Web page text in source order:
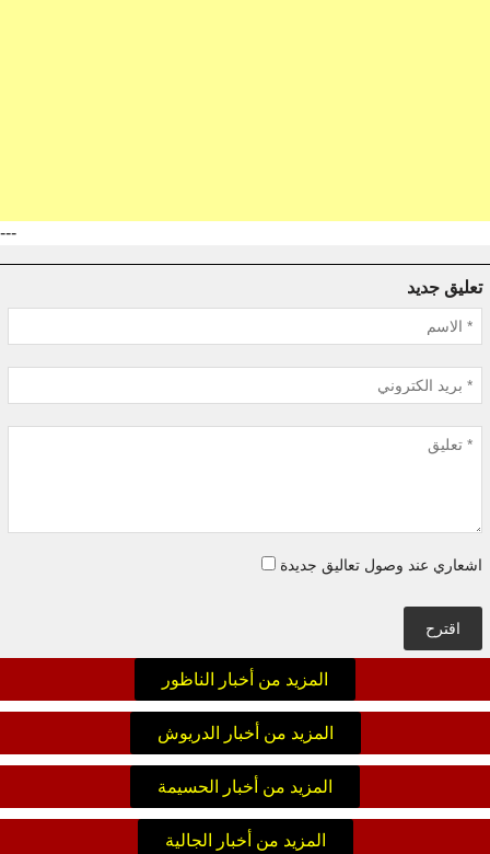
---
تعليق جديد
اشعاري عند وصول تعاليق جديدة
اقترح
المزيد من أخبار الناظور
المزيد من أخبار الدريوش
المزيد من أخبار الحسيمة
المزيد من أخبار الجالية